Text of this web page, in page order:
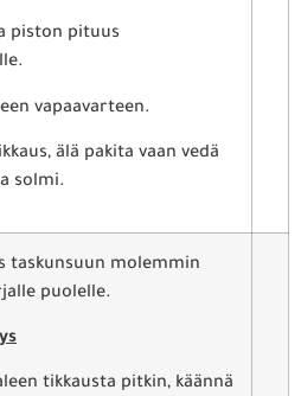
piston pituus
vapaavarteen.
älä pakita vaan vedä
solmi.
taskunsuun molemmin
puolelle.
tikkausta pitkin, käännä